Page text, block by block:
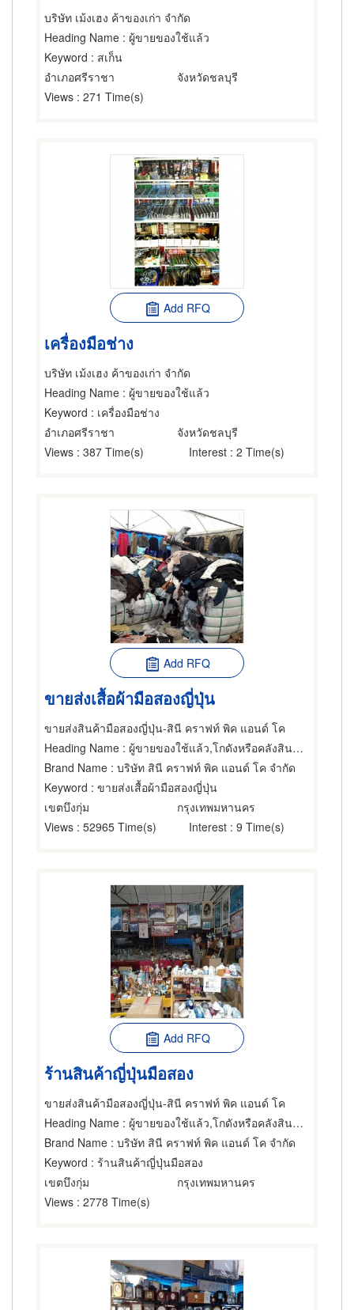
บริษัท เม้งเฮง ค้าของเก่า จำกัด
Heading Name : ผู้ขายของใช้แล้ว
Keyword : สเก็น
อำเภอศรีราชา
จังหวัดชลบุรี
Views : 271 Time(s)
Add RFQ
เครื่องมือช่าง
บริษัท เม้งเฮง ค้าของเก่า จำกัด
Heading Name : ผู้ขายของใช้แล้ว
Keyword : เครื่องมือช่าง
อำเภอศรีราชา
จังหวัดชลบุรี
Views : 387 Time(s) Interest : 2 Time(s)
Add RFQ
ขายส่งเสื้อผ้ามือสองญี่ปุ่น
ขายส่งสินค้ามือสองญี่ปุ่น-สินี คราฟท์ พิค แอนด์ โค
Heading Name : ผู้ขายของใช้แล้ว,โกดังหรือคลังสินค้า,ขายส่งเสื้อผ้า
Brand Name : บริษัท สินี คราฟท์ พิค แอนด์ โค จำกัด
Keyword : ขายส่งเสื้อผ้ามือสองญี่ปุ่น
เขตบึงกุ่ม
กรุงเทพมหานคร
Views : 52965 Time(s) Interest : 9 Time(s)
Add RFQ
ร้านสินค้าญี่ปุ่นมือสอง
ขายส่งสินค้ามือสองญี่ปุ่น-สินี คราฟท์ พิค แอนด์ โค
Heading Name : ผู้ขายของใช้แล้ว,โกดังหรือคลังสินค้า,ขายส่งเสื้อผ้า
Brand Name : บริษัท สินี คราฟท์ พิค แอนด์ โค จำกัด
Keyword : ร้านสินค้าญี่ปุ่นมือสอง
เขตบึงกุ่ม
กรุงเทพมหานคร
Views : 2778 Time(s)